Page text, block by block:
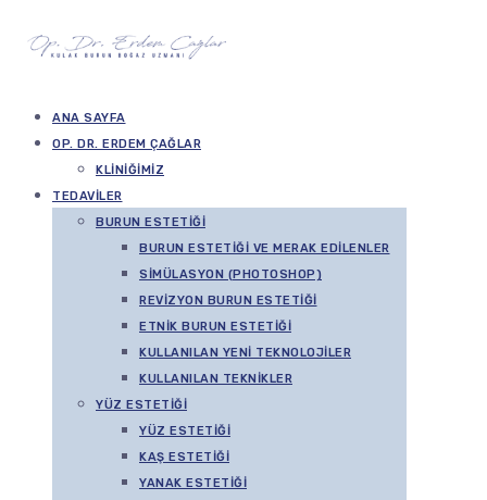
ANA SAYFA
OP. DR. ERDEM ÇAĞLAR
KLINIĞIMIZ
TEDAVILER
BURUN ESTETIĞI
BURUN ESTETIĞI VE MERAK EDILENLER
SIMÜLASYON (PHOTOSHOP)
REVIZYON BURUN ESTETIĞI
ETNIK BURUN ESTETIĞI
KULLANILAN YENI TEKNOLOJILER
KULLANILAN TEKNIKLER
YÜZ ESTETIĞI
YÜZ ESTETIĞI
KAŞ ESTETIĞI
YANAK ESTETIĞI